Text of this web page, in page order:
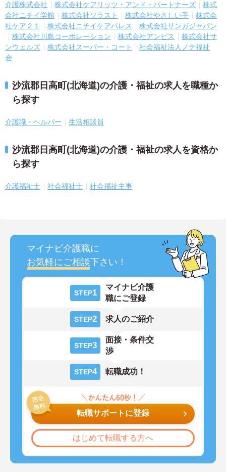
介護株式会社
株式会社ケアリッツ・アンド・パートナーズ
株式
会社ニチイ学館
株式会社ソラスト 株式会社やさしい手
株式会
社ケア２１
株式会社ニチイケアパレス
株式会社サンガジャパン
株式会社川島コーポレーション
株式会社アンビス
株式会社サ
ンウェルズ
株式会社スーパー・コート
社会福祉法人ノテ福祉
会
沙流郡日高町(北海道)の介護・福祉の求人を職種か
ら探す
介護職・ヘルパー 生活相談員
沙流郡日高町(北海道)の介護・福祉の求人を資格か
ら探す
介護福祉士 社会福祉士 社会福祉主事
マイナビ介護職に
お気軽にご相談下さい！
STEP1
マイナビ介護
職にご登録
STEP2 求人のご紹介
STEP3
面接・条件交
渉
STEP4 転職成功！
転職サポートに登録
はじめて転職する方へ